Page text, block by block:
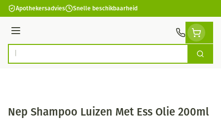
Ga naar de inhoud
Apothekersadvies Snelle beschikbaarheid
Menu
Product, merk, categorie... Zoek
Nep Shampoo Luizen Met Ess Olie 200ml